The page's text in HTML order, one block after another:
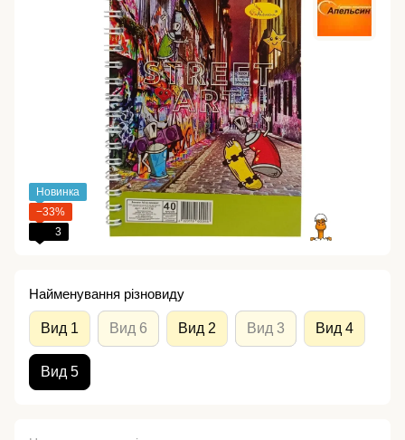
Новинка
−33%
3
Найменування різновиду
Вид 1 Вид 6 Вид 2 Вид 3 Вид 4
Вид 5